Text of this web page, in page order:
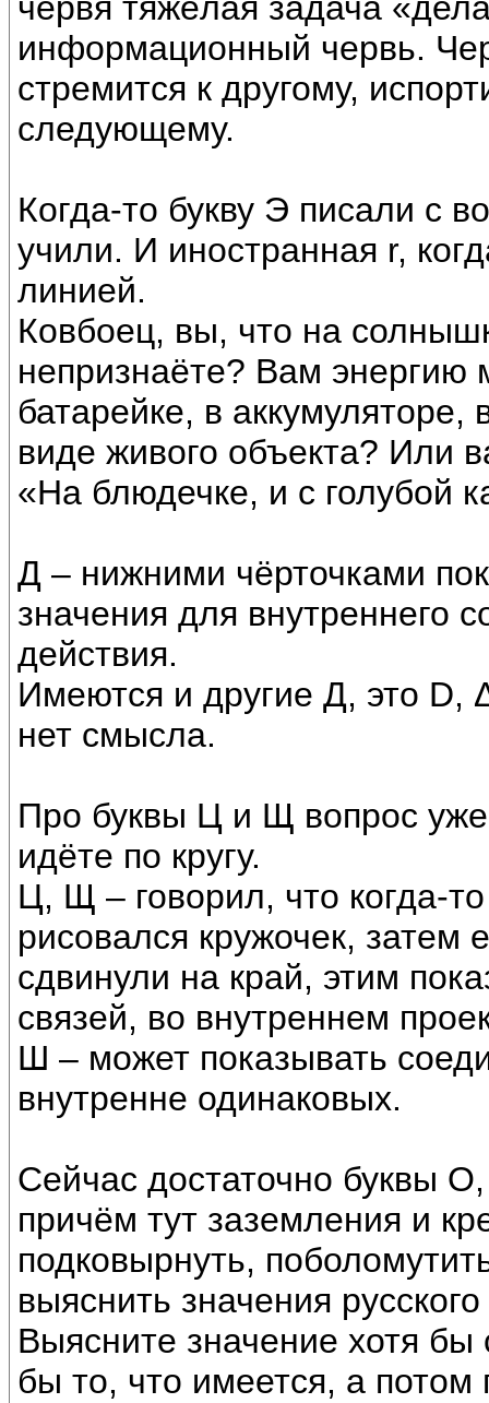
червя тяжёлая задача
информационный червь.
стремится к другому,
следующему.
Когда-то букву Э писали с
учили. И иностранная r,
линией.
Ковбоец, вы, что на
непризнаёте? Вам энергию
батарейке, в
виде живого объекта? Или
«На блюдечке, и с голубой
Д – нижними чёрточками
значения для внутреннего
действия.
Имеются и другие Д, это D,
нет смысла.
Про буквы Ц и Щ вопрос
идёте по кругу.
Ц, Щ – говорил, что когда-
рисовался кружочек, затем
сдвинули на край, этим
связей, во внутреннем
Ш – может показывать
внутренне одинаковых.
Сейчас достаточно буквы
причём тут заземления и
подковырнуть,
выяснить значения
Выясните значение хотя
бы то, что имеется, а